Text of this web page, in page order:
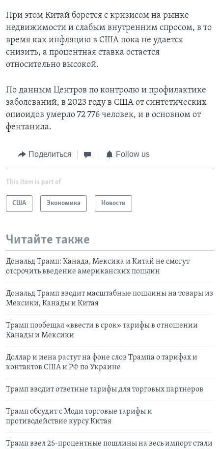
При этом Китай борется с кризисом на рынке
недвижимости и слабым внутренним спросом, в то
время как инфляцию в США пока не удается
снизить, а процентная ставка остается
относительно высокой.
По данным Центров по контролю и профилактике
заболеваний, в 2023 году в США от синтетических
опиоидов умерло 72 776 человек, и в основном от
фентанила.
Поделиться Follow us
This item is part of
США Экономика Новости
Читайте также
Дональд Трамп: Канада, Мексика и Китай не смогут
отсрочить введение американских пошлин
Дональд Трамп вводит масштабные пошлины на товары из
Мексики, Канады и Китая
Трамп пообещал «ввести в срок» тарифы в отношении
Канады и Мексики
Доллар и иена растут на фоне слов Трампа о тарифах и
контактов США и РФ по Украине
Трамп вводит ответные тарифы для торговых партнеров
Трамп обсудит с Моди торговые тарифы и
противодействие курсу Китая
Трамп ввел 25-процентные пошлины на весь импорт стали